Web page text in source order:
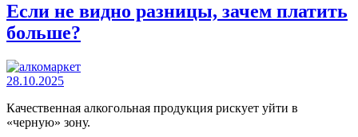
Если не видно разницы, зачем платить
больше?
28.10.2025
Качественная алкогольная продукция рискует уйти в
«черную» зону.